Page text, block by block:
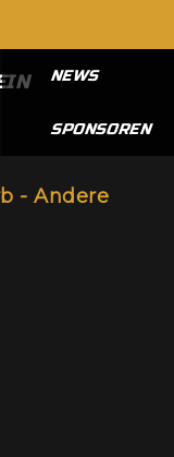
NEWS
SPONSOREN
- Andere